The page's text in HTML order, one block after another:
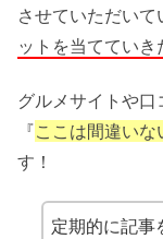
させていただいて
ットを当ててい
グルメサイトや
『ここは間違いな
す！
定期的に記事